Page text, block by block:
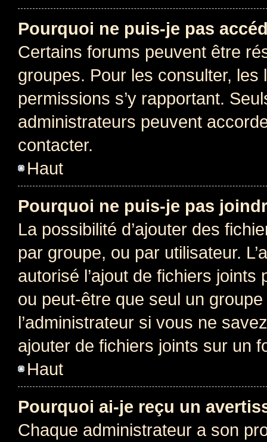
Pourquoi ne puis-je pas
Certains forums peuvent être
groupes. Pour les consulter,
permissions s’y rapportant.
administrateurs peuvent
contacter.
Haut
Pourquoi ne puis-je pas
La possibilité d’ajouter des
par groupe, ou par utilisateur.
autorisé l’ajout de fichiers
ou peut-être que seul un
l’administrateur si vous ne
ajouter de fichiers joints sur un
Haut
Pourquoi ai-je reçu un
Chaque administrateur a son